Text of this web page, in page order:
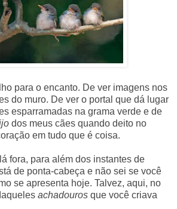
para o encanto. De ver imagens nos
do muro. De ver o portal que dá lugar
esparramadas na grama verde e de
dos meus cães quando deito no
em tudo que é coisa.
fora, para além dos instantes de
de ponta-cabeça e não sei se você
se apresenta hoje. Talvez, aqui, no
achadouros que você criava